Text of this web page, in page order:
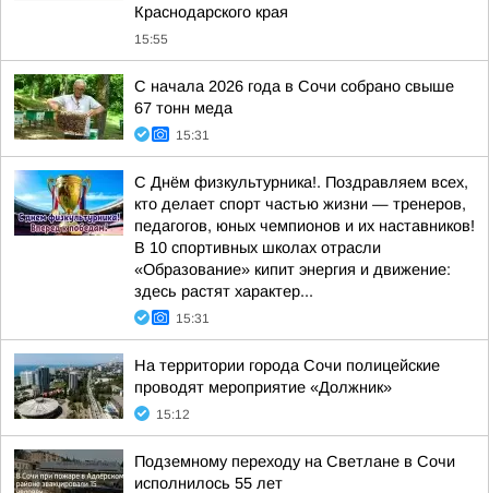
Краснодарского края
15:55
С начала 2026 года в Сочи собрано свыше
67 тонн меда
15:31
С Днём физкультурника!. Поздравляем всех,
кто делает спорт частью жизни — тренеров,
педагогов, юных чемпионов и их наставников!
В 10 спортивных школах отрасли
«Образование» кипит энергия и движение:
здесь растят характер...
15:31
На территории города Сочи полицейские
проводят мероприятие «Должник»
15:12
Подземному переходу на Светлане в Сочи
исполнилось 55 лет